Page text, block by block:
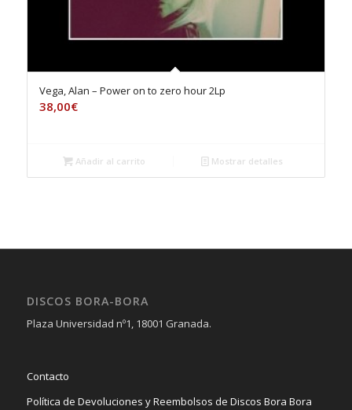
Vega, Alan – Power on to zero hour 2Lp
38,00€
Añadir al carrito Mostrar detalles
DISCOS BORA-BORA
Plaza Universidad nº1, 18001 Granada.
Contacto
Política de Devoluciones y Reembolsos de Discos Bora Bora